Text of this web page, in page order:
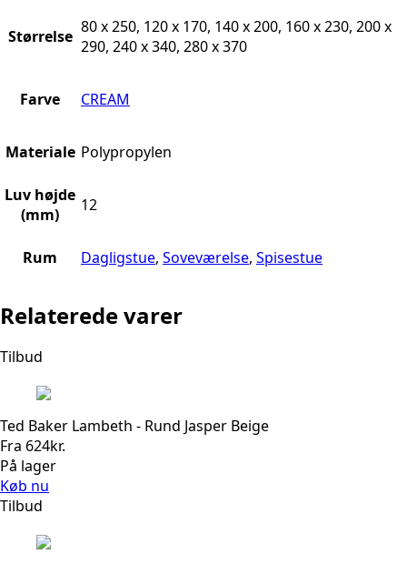
Størrelse 80 x 250, 120 x 170, 140 x 200, 160 x 230, 200 x
290, 240 x 340, 280 x 370
Farve CREAM
Materiale Polypropylen
Luv højde
(mm)
12
Rum Dagligstue, Soveværelse, Spisestue
Relaterede varer
Tilbud
Ted Baker Lambeth - Rund Jasper Beige
Fra 624kr.
På lager
Køb nu
Tilbud